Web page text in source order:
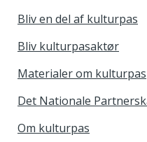
Bliv en del af kulturpas
Bliv kulturpasaktør
Materialer om kulturpas
Det Nationale
Om kulturpas